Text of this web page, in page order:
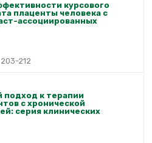
курсового
плаценты человека с
ассоциированных
203-212
к терапии
с хронической
серия клинических